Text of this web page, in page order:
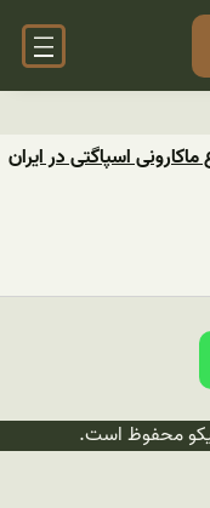
ماکارونی اسپاگتی در ایران
محفوظ است.